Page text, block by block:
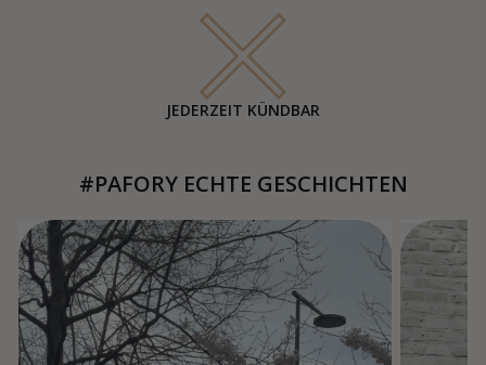
JEDERZEIT KÜNDBAR
#PAFORY ECHTE GESCHICHTEN